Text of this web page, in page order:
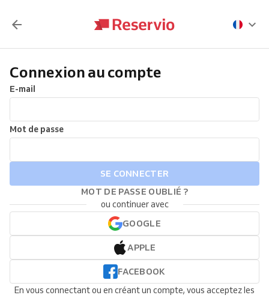
Connexion au compte
E-mail
Mot de passe
SE CONNECTER
MOT DE PASSE OUBLIÉ ?
ou continuer avec
GOOGLE
APPLE
FACEBOOK
En vous connectant ou en créant un compte, vous acceptez les